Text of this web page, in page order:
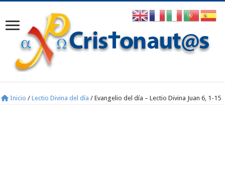
Inicio / Lectio Divina del día / Evangelio del día – Lectio Divina Juan 6, 1-15